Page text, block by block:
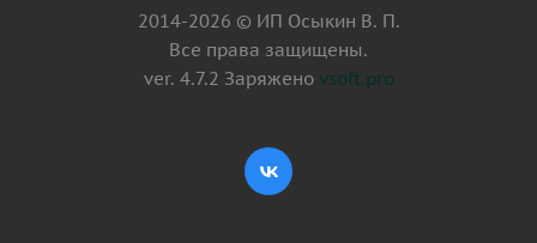
2014-2026 © ИП Осыкин В. П.
Все права защищены.
ver. 4.7.2 Заряжено vsoft.pro